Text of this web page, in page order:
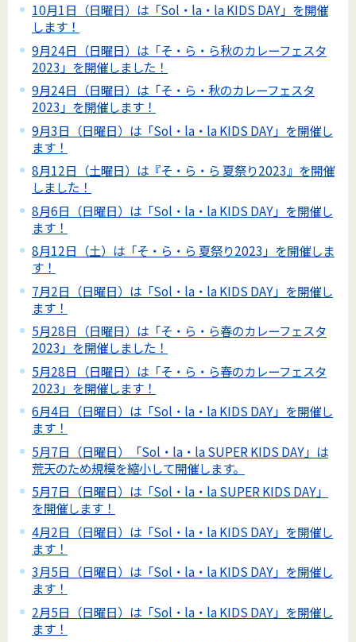
10月1日（日曜日）は「Sol・la・la KIDS DAY」を開催
します！
9月24日（日曜日）は「そ・ら・ら秋のカレーフェスタ
2023」を開催しました！
9月24日（日曜日）は「そ・ら・秋のカレーフェスタ
2023」を開催します！
9月3日（日曜日）は「Sol・la・la KIDS DAY」を開催し
ます！
8月12日（土曜日）は『そ・ら・ら 夏祭り2023』を開催
しました！
8月6日（日曜日）は「Sol・la・la KIDS DAY」を開催し
ます！
8月12日（土）は「そ・ら・ら 夏祭り2023」を開催しま
す！
7月2日（日曜日）は「Sol・la・la KIDS DAY」を開催し
ます！
5月28日（日曜日）は「そ・ら・ら春のカレーフェスタ
2023」を開催しました！
5月28日（日曜日）は「そ・ら・ら春のカレーフェスタ
2023」を開催します！
6月4日（日曜日）は「Sol・la・la KIDS DAY」を開催し
ます！
5月7日（日曜日）「Sol・la・la SUPER KIDS DAY」は
荒天のため規模を縮小して開催します。
5月7日（日曜日）は「Sol・la・la SUPER KIDS DAY」
を開催します！
4月2日（日曜日）は「Sol・la・la KIDS DAY」を開催し
ます！
3月5日（日曜日）は「Sol・la・la KIDS DAY」を開催し
ます！
2月5日（日曜日）は「Sol・la・la KIDS DAY」を開催し
ます！